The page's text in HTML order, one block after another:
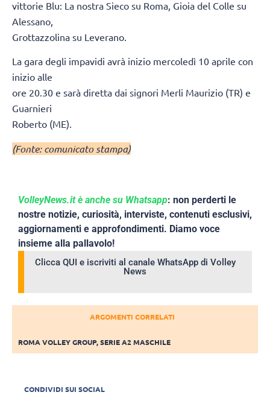
vittorie Blu: La nostra Sieco su Roma, Gioia del Colle su
Alessano,
Grottazzolina su Leverano.
La gara degli impavidi avrà inizio mercoledì 10 aprile con
inizio alle
ore 20.30 e sarà diretta dai signori Merli Maurizio (TR) e
Guarnieri
Roberto (ME).
(Fonte: comunicato stampa)
VolleyNews.it è anche su Whatsapp: non perderti le
nostre notizie, curiosità, interviste, contenuti esclusivi,
aggiornamenti e approfondimenti. Diamo voce
insieme alla pallavolo!
Clicca QUI e iscriviti al canale WhatsApp di Volley
News
ARGOMENTI CORRELATI
ROMA VOLLEY GROUP,SERIE A2 MASCHILE
CONDIVIDI SUI SOCIAL